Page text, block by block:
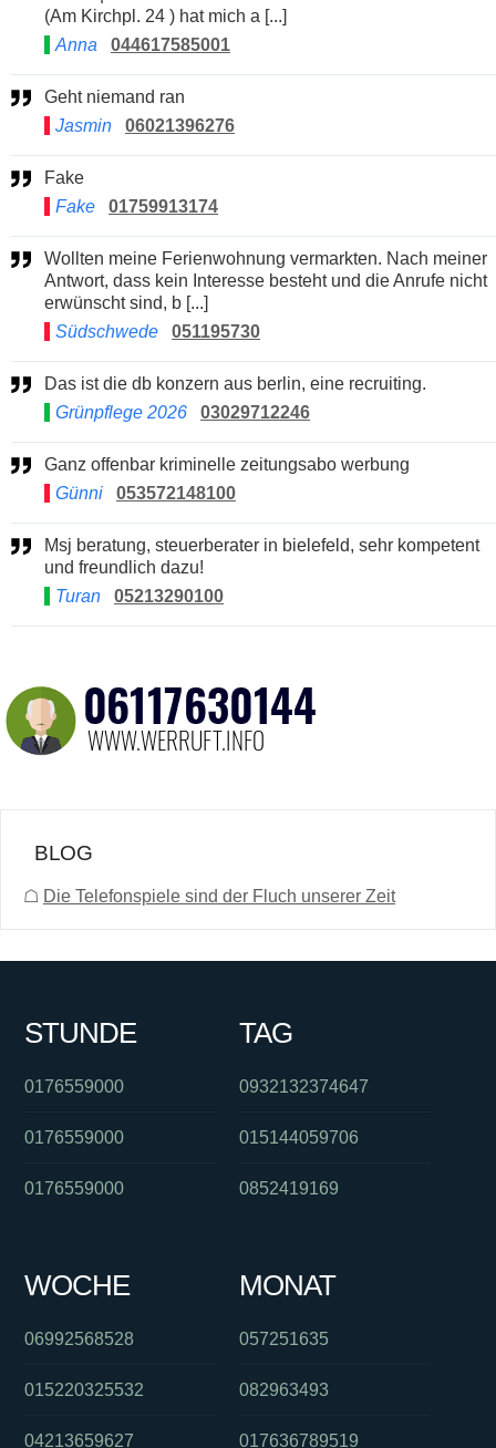
(Am Kirchpl. 24 ) hat mich a [...]
Anna
044617585001
Geht niemand ran
Jasmin
06021396276
Fake
Fake
01759913174
Wollten meine Ferienwohnung vermarkten. Nach meiner
Antwort, dass kein Interesse besteht und die Anrufe nicht
erwünscht sind, b [...]
Südschwede
051195730
Das ist die db konzern aus berlin, eine recruiting.
Grünpflege 2026
03029712246
Ganz offenbar kriminelle zeitungsabo werbung
Günni
053572148100
Msj beratung, steuerberater in bielefeld, sehr kompetent
und freundlich dazu!
Turan
05213290100
BLOG
☖ Die Telefonspiele sind der Fluch unserer Zeit
STUNDE
0176559000
0176559000
0176559000
TAG
0932132374647
015144059706
0852419169
WOCHE
06992568528
015220325532
04213659627
MONAT
057251635
082963493
017636789519